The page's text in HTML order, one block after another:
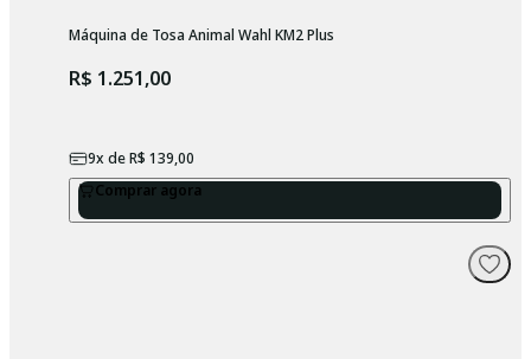
Máquina de Tosa Animal Wahl KM2 Plus
R$ 1.251,00
9x deR$ 139,00
Comprar agora